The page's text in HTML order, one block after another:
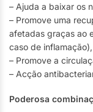
– Ajuda a baixar os
– Promove uma
afetadas graças ao
caso de
– Promove a
– Acção
Poderosa